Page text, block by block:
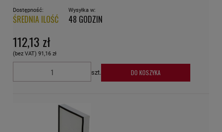
Dostępność:
ŚREDNIA ILOŚĆ
Wysyłka w:
48 GODZIN
112,13 zł
(bez VAT) 91,16 zł
szt. DO KOSZYKA